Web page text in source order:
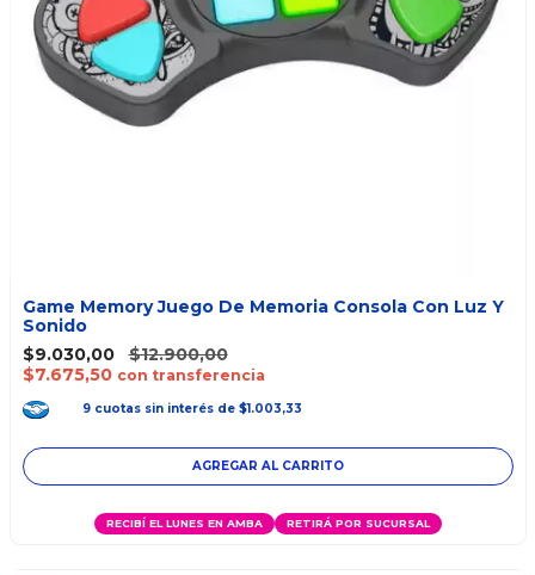
Game Memory Juego De Memoria Consola Con Luz Y
Sonido
$9.030,00
$12.900,00
$7.675,50 con transferencia
9 cuotas sin interés de $1.003,33
RECIBÍ EL LUNES EN AMBA RETIRÁ POR SUCURSAL